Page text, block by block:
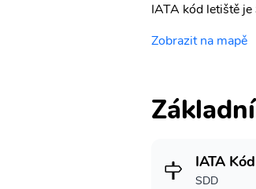
IATA kód letiště je
Zobrazit na mapě
IATA
SDD